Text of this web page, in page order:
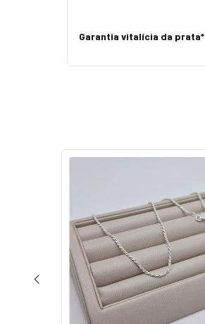
Garantia vitalícia da prata*